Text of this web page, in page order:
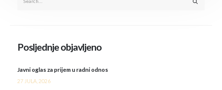
Posljednje objavljeno
Javni oglas za prijem u radni odnos
27 JULA, 2026